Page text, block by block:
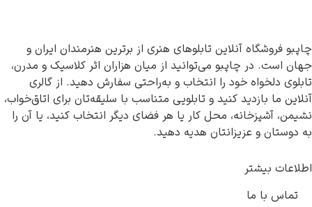
آنلاین تابلوهای هنری از برترین هنرمندان ایران و
در چاپبو می‌توانید از میان هزاران اثر کلاسیک و مدرن،
خود را انتخاب و به‌راحتی سفارش دهید. از گالری
بازدید کنید و تابلویی متناسب با سلیقه‌تان برای اتاق‌خواب،
محل کار یا هر فضای دیگر انتخاب کنید، یا آن را
و عزیزانتان هدیه دهید.
بیشتر
با ما